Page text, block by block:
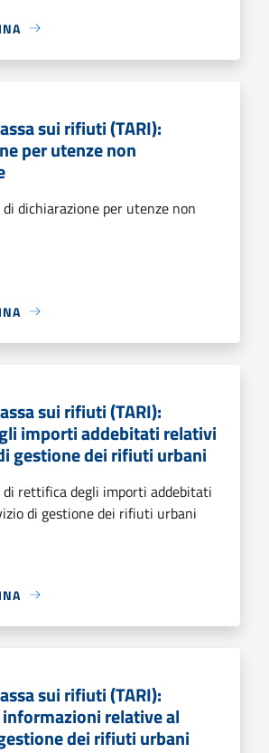
sui rifiuti (TARI):
per utenze non
dichiarazione per utenze non
sui rifiuti (TARI):
importi addebitati relativi
gestione dei rifiuti urbani
di rettifica degli importi addebitati
di gestione dei rifiuti urbani
sui rifiuti (TARI):
relative al
dei rifiuti urbani